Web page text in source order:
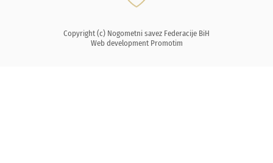
Copyright (c) Nogometni savez Federacije BiH
Web development Promotim